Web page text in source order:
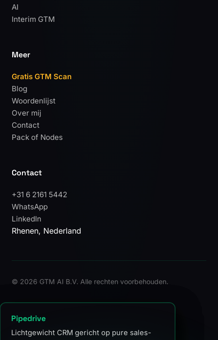
AI
Interim GTM
Meer
Gratis GTM Scan
Blog
Woordenlijst
Over mij
Contact
Pack of Nodes
Contact
+31 6 2161 5442
WhatsApp
LinkedIn
Rhenen, Nederland
© 2026 GTM AI B.V. Alle rechten voorbehouden.
HubSpot
Het dominante B2B CRM-platform in de
ARR
Annual Recurring Revenue: de
RevOps
Revenue Operations: de discipline die
Pipedrive
Lichtgewicht CRM gericht op pure sales-